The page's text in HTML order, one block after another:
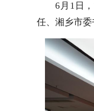
6月1日
任、湘乡市